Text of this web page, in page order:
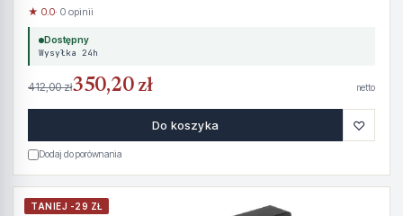
★ 0.0· 0 opinii
Dostępny
Wysyłka 24h
412,00 zł350,20 zł netto
Do koszyka ♡
Dodaj do porównania
TANIEJ -29 ZŁ